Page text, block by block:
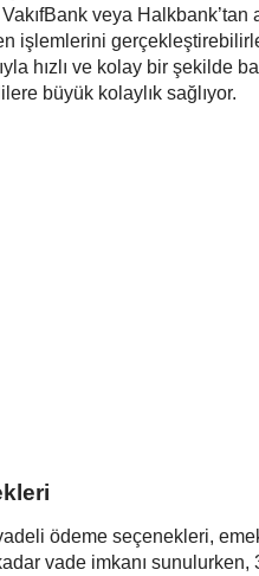
veya Halkbank’tan
işlemlerini
hızlı ve kolay bir şekilde
büyük kolaylık sağlıyor.
ödeme seçenekleri,
vade imkanı sunulurken,